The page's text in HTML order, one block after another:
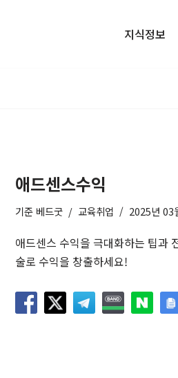
지식정보
애드센스수익
기준 베드굿 교육취업 2025년 03
애드센스 수익을 극대화하는 팁과
술로 수익을 창출하세요!